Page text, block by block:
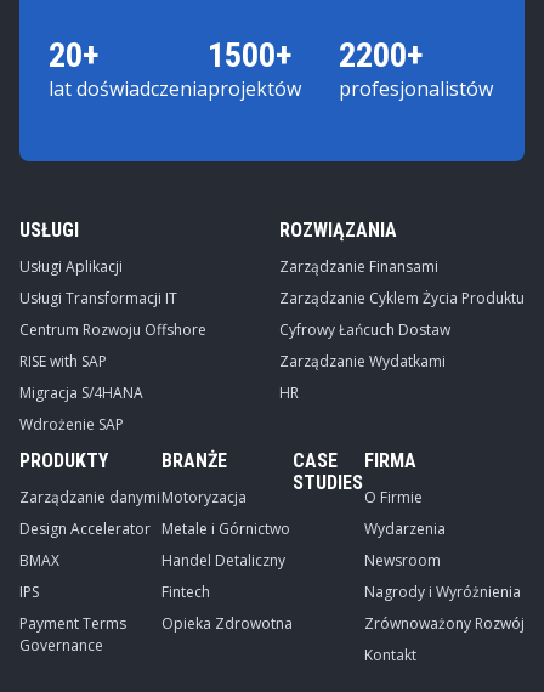
20+
lat doświadczenia
1500+
projektów
2200+
profesjonalistów
USŁUGI
Usługi Aplikacji
Usługi Transformacji IT
Centrum Rozwoju Offshore
RISE with SAP
Migracja S/4HANA
Wdrożenie SAP
ROZWIĄZANIA
Zarządzanie Finansami
Zarządzanie Cyklem Życia Produktu
Cyfrowy Łańcuch Dostaw
Zarządzanie Wydatkami
HR
PRODUKTY
Zarządzanie danymi
Design Accelerator
BMAX
IPS
Payment Terms
Governance
BRANŻE
Motoryzacja
Metale i Górnictwo
Handel Detaliczny
Fintech
Opieka Zdrowotna
CASE
STUDIES
FIRMA
O Firmie
Wydarzenia
Newsroom
Nagrody i Wyróżnienia
Zrównoważony Rozwój
Kontakt